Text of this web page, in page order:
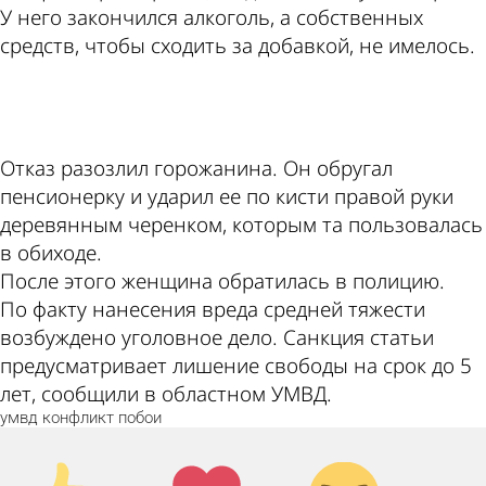
У него закончился алкоголь, а собственных
средств, чтобы сходить за добавкой, не имелось.
Отказ разозлил горожанина. Он обругал
пенсионерку и ударил ее по кисти правой руки
деревянным черенком, которым та пользовалась
в обиходе.
После этого женщина обратилась в полицию.
По факту нанесения вреда средней тяжести
возбуждено уголовное дело. Санкция статьи
предусматривает лишение свободы на срок до 5
лет, сообщили в областном УМВД.
умвд конфликт побои
Палец
Лайк!
Дикий